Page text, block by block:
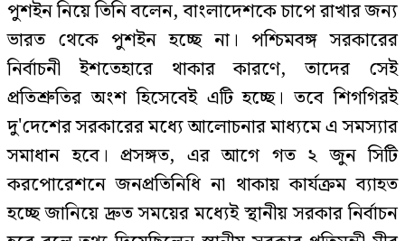
পুশইন নিয়ে তিনি বলেন, বাংলাদেশকে চাপে রাখার জন্য
ভারত থেকে পুশইন হচ্ছে না। পশ্চিমবঙ্গ সরকারের
নির্বাচনী ইশতেহারে থাকার কারণে, তাদের সেই
প্রতিশ্রুতির অংশ হিসেবেই এটি হচ্ছে। তবে শিগগিরই
দু'দেশের সরকারের মধ্যে আলোচনার মাধ্যমে এ সমস্যার
সমাধান হবে। প্রসঙ্গত, এর আগে গত ২ জুন সিটি
করপোরেশনে জনপ্রতিনিধি না থাকায় কার্যক্রম ব্যাহত
হচ্ছে জানিয়ে দ্রুত সময়ের মধ্যেই স্থানীয় সরকার নির্বাচন